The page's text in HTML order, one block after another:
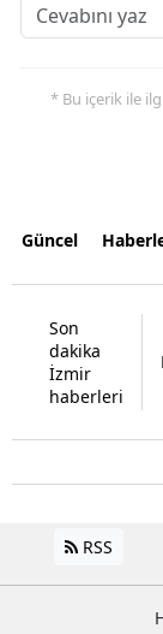
* Bu içerik ile
Güncel
Son
dakika
İzmir
haberleri
RSS